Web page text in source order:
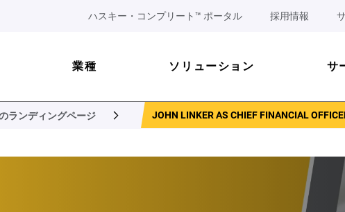
ハスキー・コンプリート™ ポータル 採用情報
業種 ソリューション サ
ランディングページ JOHN LINKER AS CHIEF FINANCIAL